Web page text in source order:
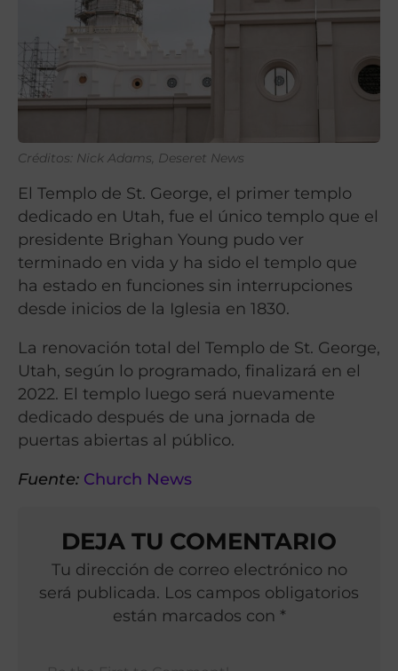
Créditos: Nick Adams, Deseret News
El Templo de St. George, el primer templo
dedicado en Utah, fue el único templo que el
presidente Brighan Young pudo ver
terminado en vida y ha sido el templo que
ha estado en funciones sin interrupciones
desde inicios de la Iglesia en 1830.
La renovación total del Templo de St. George,
Utah, según lo programado, finalizará en el
2022. El templo luego será nuevamente
dedicado después de una jornada de
puertas abiertas al público.
Fuente: Church News
DEJA TU COMENTARIO
Tu dirección de correo electrónico no
será publicada. Los campos obligatorios
están marcados con *